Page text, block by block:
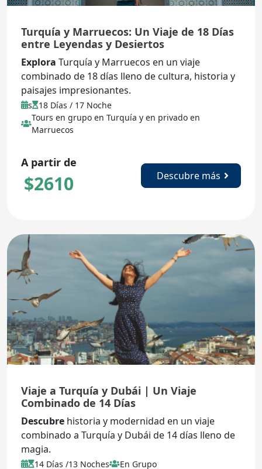
Turquía y Marruecos: Un Viaje de 18 Días
entre Leyendas y Desiertos
Explora Turquía y Marruecos en un viaje
combinado de 18 días lleno de cultura, historia y
paisajes impresionantes.
s
18 Días / 17 Noche
Tours en grupo en Turquía y en privado en
Marruecos
A partir de
$2610 Descubre más
Viaje a Turquía y Dubái | Un Viaje
Combinado de 14 Días
Descubre historia y modernidad en un viaje
combinado a Turquía y Dubái de 14 días lleno de
magia.
14 Días /13 Noches En Grupo